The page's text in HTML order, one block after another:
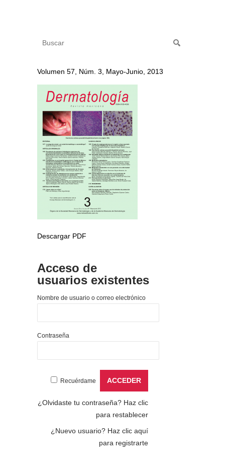
Volumen 57, Núm. 3, Mayo-Junio, 2013
Descargar PDF
Acceso de
usuarios existentes
Nombre de usuario o correo electrónico
Contraseña
Recuérdame
¿Olvidaste tu contraseña? Haz clic
para restablecer
¿Nuevo usuario? Haz clic aquí
para registrarte